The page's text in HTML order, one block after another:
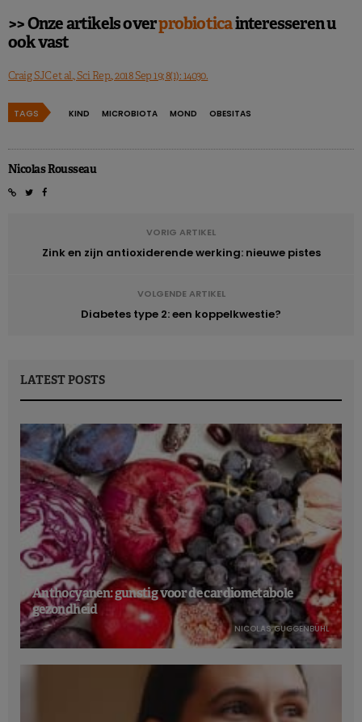
>> Onze artikels overprobioticainteresseren u
ook vast
Craig SJC et al., Sci Rep., 2018 Sep 19; 8(1): 14030.
TAGS KIND MICROBIOTA MOND OBESITAS
Nicolas Rousseau
VORIG ARTIKEL
Zink en zijn antioxiderende werking: nieuwe pistes
VOLGENDE ARTIKEL
Diabetes type 2: een koppelkwestie?
LATEST POSTS
Anthocyanen: gunstig voor de cardiometabole
gezondheid
NICOLAS GUGGENBÜHL